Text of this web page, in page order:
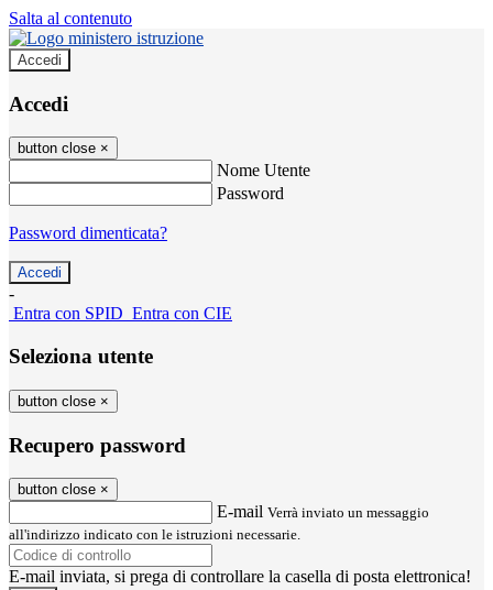
Salta al contenuto
Accedi
Accedi
button close ×
Nome Utente
Password
Password dimenticata?
-
Entra con SPID Entra con CIE
Seleziona utente
button close ×
Recupero password
button close ×
E-mail Verrà inviato un messaggio
all'indirizzo indicato con le istruzioni necessarie.
E-mail inviata, si prega di controllare la casella di posta elettronica!